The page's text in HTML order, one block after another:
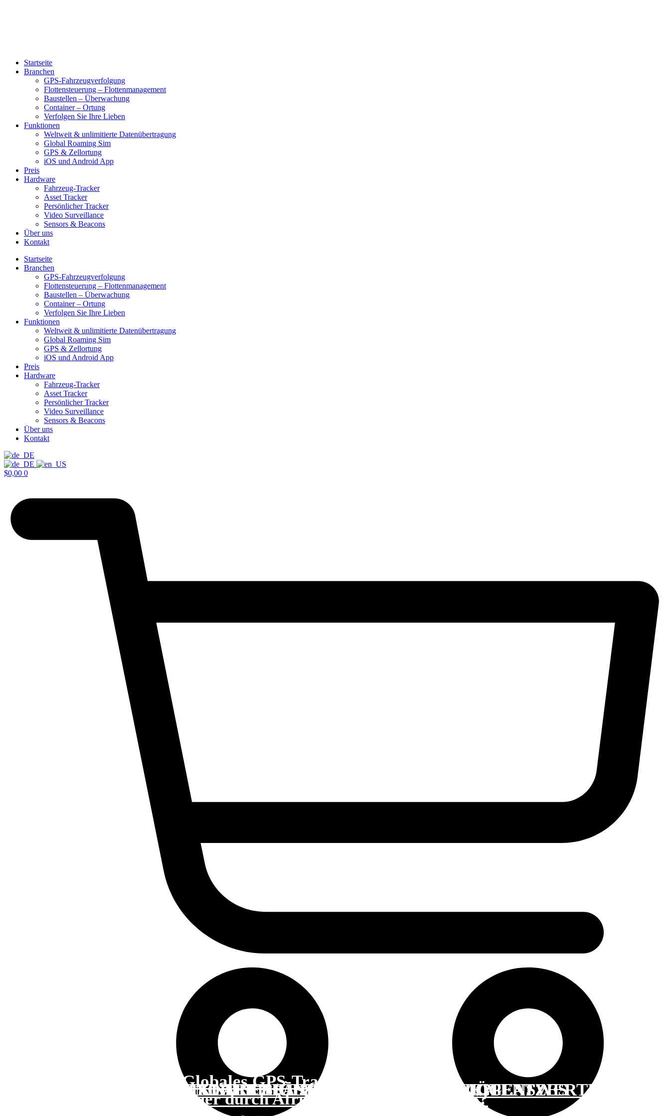
Startseite
Branchen
GPS-Fahrzeugverfolgung
Flottensteuerung – Flottenmanagement
Baustellen – Überwachung
Container – Ortung
Verfolgen Sie Ihre Lieben
Funktionen
Weltweit & unlimitierte Datenübertragung
Global Roaming Sim
GPS & Zellortung
iOS und Android App
Preis
Hardware
Fahrzeug-Tracker
Asset Tracker
Persönlicher Tracker
Video Surveillance
Sensors & Beacons
Über uns
Kontakt
Startseite
Branchen
GPS-Fahrzeugverfolgung
Flottensteuerung – Flottenmanagement
Baustellen – Überwachung
Container – Ortung
Verfolgen Sie Ihre Lieben
Funktionen
Weltweit & unlimitierte Datenübertragung
Global Roaming Sim
GPS & Zellortung
iOS und Android App
Preis
Hardware
Fahrzeug-Tracker
Asset Tracker
Persönlicher Tracker
Video Surveillance
Sensors & Beacons
Über uns
Kontakt
$0,00 0
Globales GPS-Tracking?
Quer durch Afrika? Naher Osten? GUS?
KEINE KLARE SICHTLINIE ZUM SATELLITEN?
ÜBERWACHEN UND SCHÜTZEN SIE IHRE VERMÖGENSWERTE
AUTOMATISCHE ERFASSUNG DES FAHRZEUGPLATZES
SIND IHRE KINDER IN DER SCHULE?